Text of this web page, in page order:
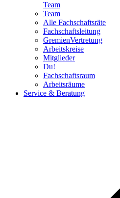
Team
Team
Alle Fachschaftsräte
Fachschaftsleitung
GremienVertretung
Arbeitskreise
Mitglieder
Du!
Fachschaftsraum
Arbeitsräume
Service & Beratung